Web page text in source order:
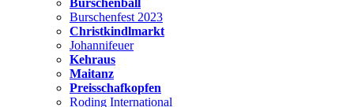
Burschenfest 2023
Christkindlmarkt
Johannifeuer
Kehraus
Maitanz
Preisschafkopfen
Roding International